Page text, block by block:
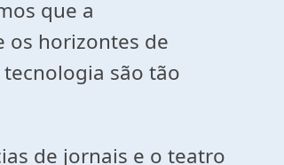
que a
os horizontes de
são tão
de jornais e o teatro